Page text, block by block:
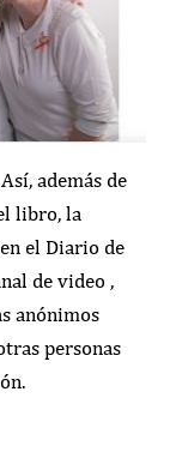
además de
libro, la
el Diario de
de video ,
anónimos
personas